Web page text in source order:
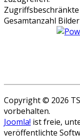
Gesamtanzahl
Copyright © 2026
vorbehalten.
Joomla! ist freie,
veröffentlichte